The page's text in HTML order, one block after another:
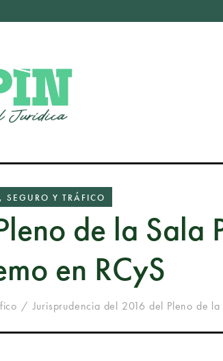
SEGURO Y TRÁFICO
de la Sala
en RCyS
Jurisprudencia del 2016 del Pleno de la